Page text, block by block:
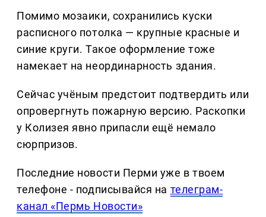
Помимо мозаики, сохранились куски
расписного потолка — крупные красные и
синие круги. Такое оформление тоже
намекает на неординарность здания.
Сейчас учёным предстоит подтвердить или
опровергнуть пожарную версию. Раскопки
у Колизея явно припасли ещё немало
сюрпризов.
Последние новости Перми уже в твоем
телефоне - подписывайся на телеграм-
канал «Пермь Новости»